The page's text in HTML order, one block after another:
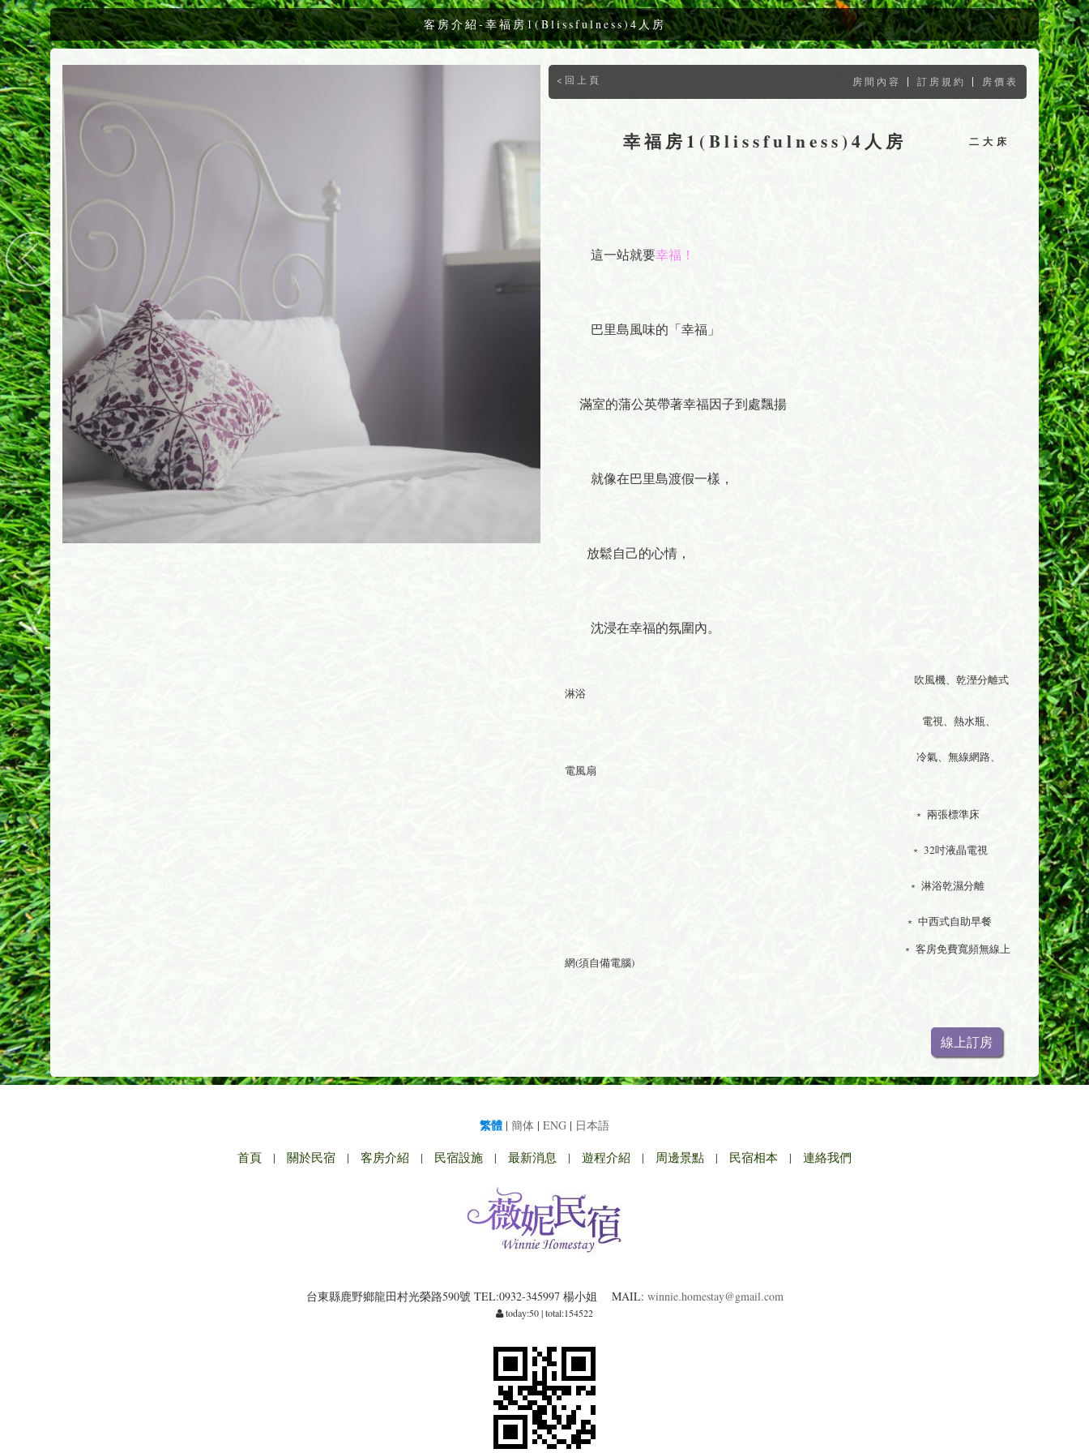
客房介紹-幸福房1(Blissfulness)4人房
<回上頁 房間內容 | 訂房規約 | 房價表
幸福房1(Blissfulness)4人房 二大床
這一站就要幸福！
巴里島風味的「幸福」
滿室的蒲公英帶著幸福因子到處飄揚
就像在巴里島渡假一樣，
放鬆自己的心情，
沈浸在幸福的氛圍內。
吹風機、乾溼分離式
淋浴
電視、熱水瓶、
冷氣、無線網路、
電風扇
﹡ 兩張標準床
﹡ 32吋液晶電視
﹡ 淋浴乾濕分離
﹡ 中西式自助早餐
﹡ 客房免費寬頻無線上
網(須自備電腦)
線上訂房
繁體 | 簡体 | ENG | 日本語
首頁 | 關於民宿 | 客房介紹 | 民宿設施 | 最新消息 | 遊程介紹 | 周邊景點 | 民宿相本 | 連絡我們
台東縣鹿野鄉龍田村光榮路590號 TEL:0932-345997 楊小姐 MAIL: winnie.homestay@gmail.com
today:50 | total:154522